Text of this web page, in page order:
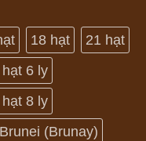
18 hạt
21 hạt
6 ly
8 ly
(Brunay)